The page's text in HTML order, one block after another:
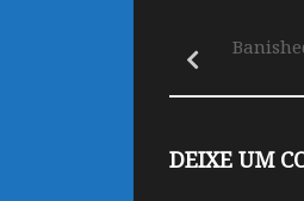
DEIXE UM